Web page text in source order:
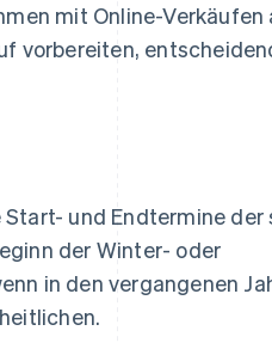
mit Online-Verkäufen
vorbereiten,
und Endtermine der
der Winter- oder
in den vergangenen